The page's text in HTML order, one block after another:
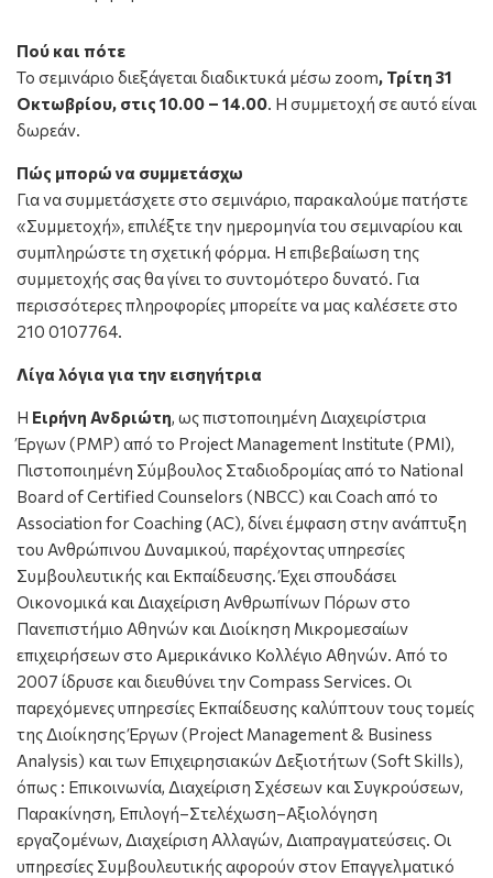
Πού και πότε
Το σεμινάριο διεξάγεται διαδικτυκά μέσω zoom, Τρίτη 31
Οκτωβρίου, στις 10.00 – 14.00. Η συμμετοχή σε αυτό είναι
δωρεάν.
Πώς μπορώ να συμμετάσχω
Για να συμμετάσχετε στο σεμινάριο, παρακαλούμε πατήστε
«Συμμετοχή», επιλέξτε την ημερομηνία του σεμιναρίου και
συμπληρώστε τη σχετική φόρμα. Η επιβεβαίωση της
συμμετοχής σας θα γίνει το συντομότερο δυνατό. Για
περισσότερες πληροφορίες μπορείτε να μας καλέσετε στο
210 0107764.
Λίγα λόγια για την εισηγήτρια
Η Ειρήνη Ανδριώτη, ως πιστοποιημένη Διαχειρίστρια
Έργων (PMP) από το Project Management Institute (PMI),
Πιστοποιημένη Σύμβουλος Σταδιοδρομίας από το National
Board of Certified Counselors (NBCC) και Coach από το
Association for Coaching (AC), δίνει έμφαση στην ανάπτυξη
του Ανθρώπινου Δυναμικού, παρέχοντας υπηρεσίες
Συμβουλευτικής και Εκπαίδευσης. Έχει σπουδάσει
Οικονομικά και Διαχείριση Ανθρωπίνων Πόρων στο
Πανεπιστήμιο Αθηνών και Διοίκηση Μικρομεσαίων
επιχειρήσεων στο Αμερικάνικο Κολλέγιο Αθηνών. Από το
2007 ίδρυσε και διευθύνει την Compass Services. Οι
παρεχόμενες υπηρεσίες Εκπαίδευσης καλύπτουν τους τομείς
της Διοίκησης Έργων (Project Management & Business
Analysis) και των Επιχειρησιακών Δεξιοτήτων (Soft Skills),
όπως : Επικοινωνία, Διαχείριση Σχέσεων και Συγκρούσεων,
Παρακίνηση, Επιλογή–Στελέχωση–Αξιολόγηση
εργαζομένων, Διαχείριση Αλλαγών, Διαπραγματεύσεις. Οι
υπηρεσίες Συμβουλευτικής αφορούν στον Επαγγελματικό